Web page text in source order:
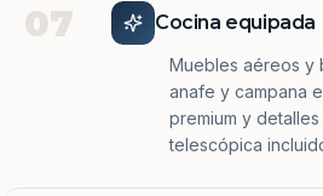
07 Cocina equipada
Muebles aéreos y
anafe y campana
premium y
telescópica